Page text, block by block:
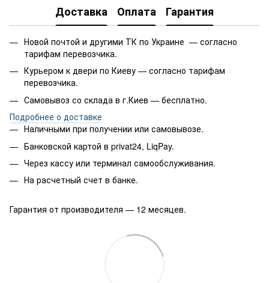
Доставка Оплата Гарантия
Новой почтой и другими ТК по Украине — согласно
тарифам перевозчика.
Курьером к двери по Киеву — согласно тарифам
перевозчика.
Самовывоз со склада в г.Киев — бесплатно.
Подробнее о доставке
Наличными при получении или самовывозе.
Банковской картой в privat24, LiqPay.
Через кассу или терминал самообслуживания.
На расчетный счет в банке.
Гарантия от производителя — 12 месяцев.